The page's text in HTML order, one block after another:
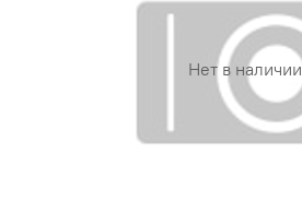
Нет в наличии